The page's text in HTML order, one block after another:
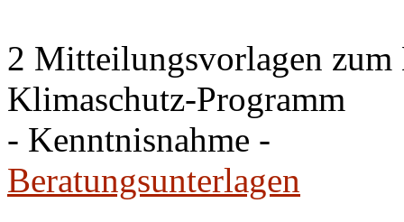
2 Mitteilungsvorlagen zum
Klimaschutz-Programm
- Kenntnisnahme -
Beratungsunterlagen